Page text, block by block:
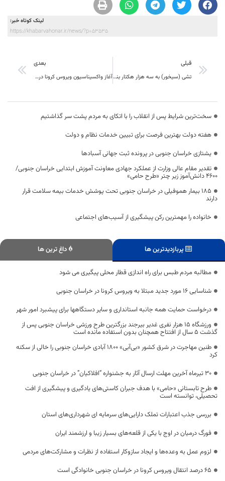
لینک کوتاه خبر:
https://khabarvahonar.ir/news/?p=53535
قبلی
تشی (سیخور) به سه هزار هکتار بنه‌زار نهبندان خسارت زد
بعدی
آغاز واکسیناسیون ویروس کرونا در خراسان جنوبی
سخت‌ترین شرایط پس از انقلاب را با اتکای به مردم پشت سر گذاشتیم
هفته دولت بهترین فرصت برای تبیین خدمات نظام و دولت
یشتازی خراسان جنوبی در پرونده ثبت جهانی آسبادها
تقدیر مقام عالی وزارت از عملکرد جهادی معاونت آموزش ابتدایی خراسان جنوبی/
۴۶۰۰ دانش‌آموز زیر چتر «طرح حامی»
۱۸۵ بیمار هموفیلی در خراسان جنوبی تحت پوشش خدمات بیمه سلامت قرار
دارند
خانواده را مهمترین رکن پیشگیری از آسیب‌های اجتماعی
پربازدیدترین ها داغ ترین ها
مطالبه مردم طبس برای راه اندازی قطار محلی پیگیری می شود
شناسایی ۱۶ مورد جدید مبتلا به ویروس کرونا در خراسان جنوبی
درخواست حمایت همه جانبه استانداری و سایر دستگاهها برای پیشبرد امور شهر
ورزشگاه ۱۵ هزار نفری غدیر بیرجند بزرگترین طرح ورزشی خراسان جنوبی پس از
گذشت ۵ سال از افتتاح همچنان بدون استفاده مانده است
طنین مهاجرت در شرق کشور «بی‌آبی» 1800 آبادی خراسان جنوبی را خالی از سکنه
کرد
30 تیرماه آخرین مهلت ارسال آثار به جشنواره “افلاکیان” در خراسان جنوبی
طرح تابستانی «حامی» با هدف جبران کاستی‌های یادگیری و پیشگیری از افت
تحصیلی، توانسته است
بررسی جذب اعتبارات تملک دارایی‌های سرمایه ای شهرداری‌های استان
فورگ درمیان در اوج با یکی از قلعه‌های بسیار زیبا و ارزشمند ایران
لزوم عمل به وعده‌ها و ایجاد سازوکار استفاده از نظرات و مشارکت‌های مردمی
۶۵ درصد انتقال ویروس کرونا در خراسان جنوبی خانوادگی است